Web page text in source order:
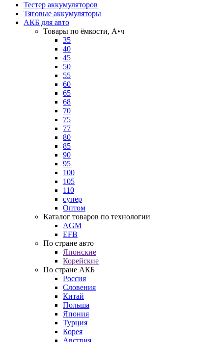
Тестер аккумуляторов
Тяговые аккумуляторы
АКБ для авто
Товары по ёмкости, А•ч
35
40
45
50
55
60
65
68
70
75
77
80
85
90
95
100
105
110
супер
Оптом
Каталог товаров по технологии
AGM
EFB
По стране авто
Японские
Корейские
По стране АКБ
Россия
Словения
Китай
Польша
Япония
Турция
Корея
Австрия